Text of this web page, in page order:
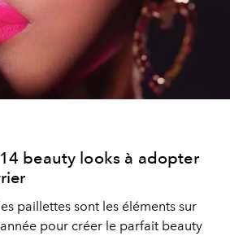
beauty looks à adopter
paillettes sont les éléments sur
pour créer le parfait beauty